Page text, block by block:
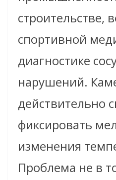
строительстве,
спортивной
диагностике
нарушений.
действительно
фиксировать
изменения
Проблема не в